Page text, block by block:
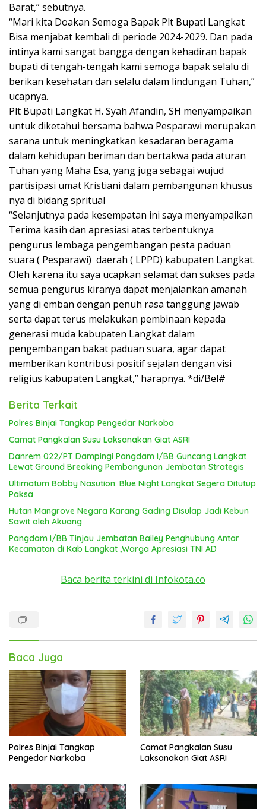
Barat,” sebutnya.
“Mari kita Doakan Semoga Bapak Plt Bupati Langkat
Bisa menjabat kembali di periode 2024-2029. Dan pada
intinya kami sangat bangga dengan kehadiran bapak
bupati di tengah-tengah kami semoga bapak selalu di
berikan kesehatan dan selalu dalam lindungan Tuhan,”
ucapnya.
Plt Bupati Langkat H. Syah Afandin, SH menyampaikan
untuk diketahui bersama bahwa Pesparawi merupakan
sarana untuk meningkatkan kesadaran beragama
dalam kehidupan beriman dan bertakwa pada aturan
Tuhan yang Maha Esa, yang juga sebagai wujud
partisipasi umat Kristiani dalam pembangunan khusus
nya di bidang spritual
“Selanjutnya pada kesempatan ini saya menyampaikan
Terima kasih dan apresiasi atas terbentuknya
pengurus lembaga pengembangan pesta paduan
suara ( Pesparawi) daerah ( LPPD) kabupaten Langkat.
Oleh karena itu saya ucapkan selamat dan sukses pada
semua pengurus kiranya dapat menjalankan amanah
yang di emban dengan penuh rasa tanggung jawab
serta dapat terus melakukan pembinaan kepada
generasi muda kabupaten Langkat dalam
pengembangan bakat paduan suara, agar dapat
memberikan kontribusi positif sejalan dengan visi
religius kabupaten Langkat,” harapnya. *di/Bel#
Berita Terkait
Polres Binjai Tangkap Pengedar Narkoba
Camat Pangkalan Susu Laksanakan Giat ASRI
Danrem 022/PT Dampingi Pangdam I/BB Guncang Langkat
Lewat Ground Breaking Pembangunan Jembatan Strategis
Ultimatum Bobby Nasution: Blue Night Langkat Segera Ditutup
Paksa
Hutan Mangrove Negara Karang Gading Disulap Jadi Kebun
Sawit oleh Akuang
Pangdam I/BB Tinjau Jembatan Bailey Penghubung Antar
Kecamatan di Kab Langkat ,Warga Apresiasi TNI AD
Baca berita terkini di Infokota.co
Baca Juga
Polres Binjai Tangkap
Pengedar Narkoba
Camat Pangkalan Susu
Laksanakan Giat ASRI